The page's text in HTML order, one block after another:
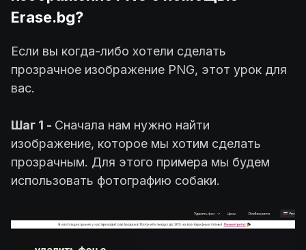
Erase.bg?
Если вы когда-либо хотели сделать
прозрачное изображение PNG, этот урок для
вас.
Шаг 1 - Сначала нам нужно найти
изображение, которое мы хотим сделать
прозрачным. Для этого примера мы будем
использовать фотографию собаки.